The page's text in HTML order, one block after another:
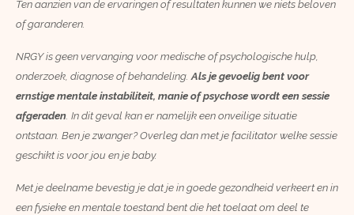
Ten aanzien van de ervaringen of resultaten kunnen we niets beloven
of garanderen.
NRGY is geen vervanging voor medische of psychologische hulp,
onderzoek, diagnose of behandeling. Als je gevoelig bent voor
ernstige mentale instabiliteit, manie of psychose wordt een sessie
afgeraden . In dit geval kan er namelijk een onveilige situatie
ontstaan. Ben je zwanger? Overleg dan met je facilitator welke sessie
geschikt is voor jou en je baby.
Met je deelname bevestig je dat je in goede gezondheid verkeert en in
een fysieke en mentale toestand bent die het toelaat om deel te